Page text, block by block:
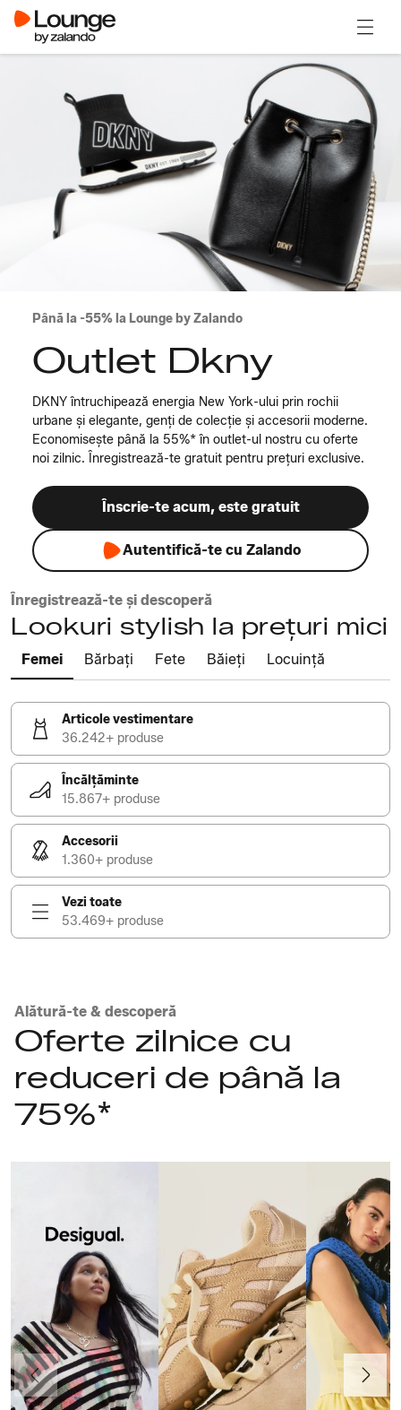
Până la -55% la Lounge by Zalando
Outlet Dkny
DKNY întruchipează energia New York-ului prin rochii
urbane și elegante, genți de colecție și accesorii moderne.
Economisește până la 55%* în outlet-ul nostru cu oferte
noi zilnic. Înregistrează-te gratuit pentru prețuri exclusive.
Înscrie-te acum, este gratuit
Autentifică-te cu Zalando
Înregistrează-te și descoperă
Lookuri stylish la prețuri mici
Femei Bărbați Fete Băieți Locuință
Articole vestimentare
36.242+ produse
Încălțăminte
15.867+ produse
Accesorii
1.360+ produse
Vezi toate
53.469+ produse
Alătură-te & descoperă
Oferte zilnice cu
reduceri de până la
75%*
Anterior Înainte